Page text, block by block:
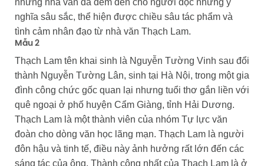
nghĩa sâu sắc, thể hiện được chiều sâu tác phẩm và
tình cảm nhân đạo từ nhà văn Thạch Lam.
Mẫu 2
Thạch Lam tên khai sinh là Nguyễn Tường Vinh sau đổi
thành Nguyễn Tường Lân, sinh tại Hà Nội, trong một gia
đình công chức gốc quan lại nhưng tuổi thơ gắn liền với
quê ngoại ở phố huyện Cẩm Giàng, tỉnh Hải Dương.
Thạch Lam là một thành viên của nhóm Tự lực văn
đoàn cho dòng văn học lãng mạn. Thạch Lam là người
đôn hậu và tinh tế, điều này ảnh hưởng rất lớn đến các
sáng tác của ông. Thành công nhất của Thạch Lam là ở